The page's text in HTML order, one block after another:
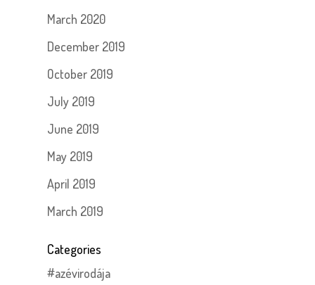
March 2020
December 2019
October 2019
July 2019
June 2019
May 2019
April 2019
March 2019
Categories
#azévirodája